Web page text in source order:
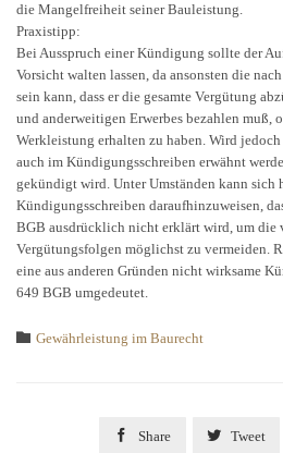
die Mangelfreiheit seiner Bauleistung.
Praxistipp:
Bei Ausspruch einer Kündigung sollte der
Vorsicht walten lassen, da ansonsten die
sein kann, dass er die gesamte Vergütung
und anderweitigen Erwerbes bezahlen muß,
Werkleistung erhalten zu haben. Wird
auch im Kündigungsschreiben erwähnt
gekündigt wird. Unter Umständen kann sich
Kündigungsschreiben daraufhinzuweisen,
BGB ausdrücklich nicht erklärt wird, um die
Vergütungsfolgen möglichst zu vermeiden.
eine aus anderen Gründen nicht wirksame
649 BGB umgedeutet.
 Category
Gewährleistung im Baurecht
 Share  Tweet